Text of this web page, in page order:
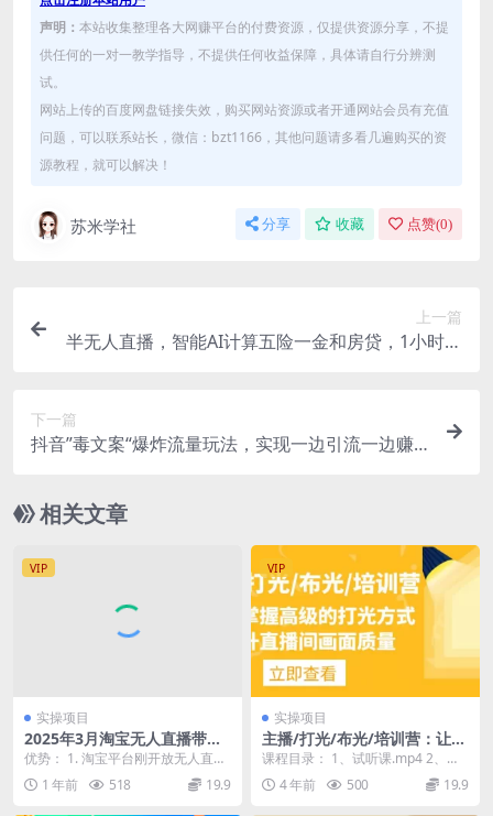
声明： 本站收集整理各大网赚平台的付费资源，仅提供资源分享，不提
供任何的一对一教学指导，不提供任何收益保障，具体请自行分辨测
试。
网站上传的百度网盘链接失效，购买网站资源或者开通网站会员有充值
问题，可以联系站长，微信：bzt1166，其他问题请多看几遍购买的资
源教程，就可以解决！
苏米学社 分享 收藏 点赞(0)
上一篇
半无人直播，智能AI计算五险一金和房贷，1小时收
下一篇
抖音”毒文案“爆炸流量玩法，实现一边引流一边赚
相关文章
VIP
实操项目
2025年3月淘宝无人直播带
货，日入1000+，不违规不封
号，操作简单
优势： 1. 淘宝平台刚开放无人直
播，蓝海期。 2. 打开淘宝的客户都
是想购物的...
1 年前 518 19.9
VIP
实操项目
主播/打光/布光/培训营：让你
掌握高级的打光方式，提升直
播间画面质量
课程目录： 1、试听课.mp4 2、第
一章[1]灯具及辅件介绍.mp4 3、第
一...4 年前 500 19.9